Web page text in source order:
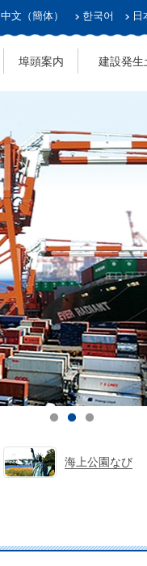
中文（簡体） 한국어 日
埠頭案内 建設発生
海上公園なび